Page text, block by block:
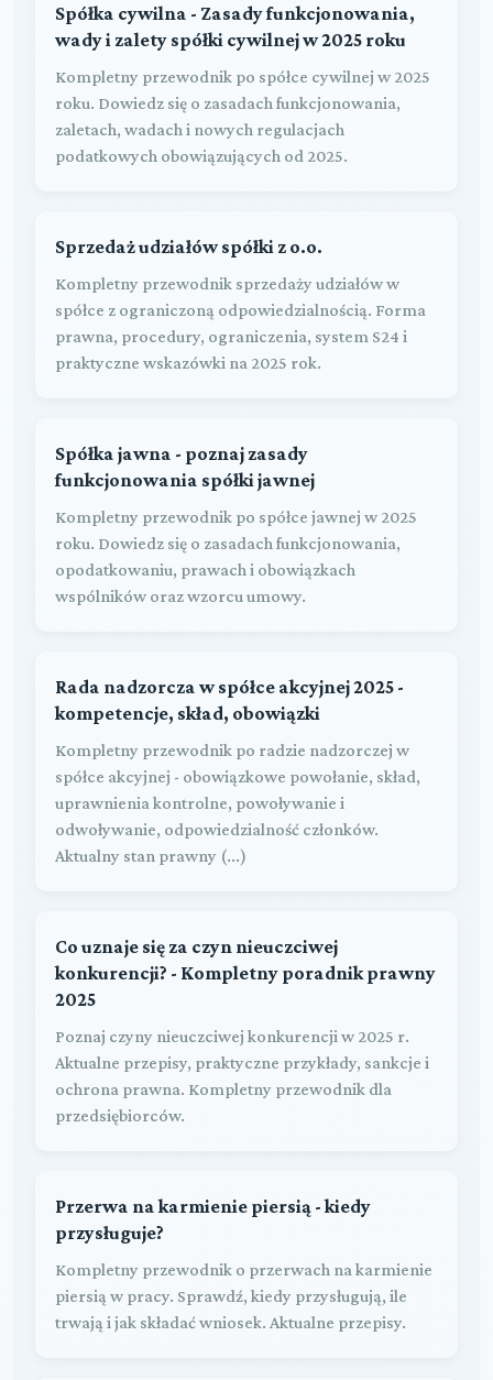
Spółka cywilna - Zasady funkcjonowania,
wady i zalety spółki cywilnej w 2025 roku
Kompletny przewodnik po spółce cywilnej w 2025
roku. Dowiedz się o zasadach funkcjonowania,
zaletach, wadach i nowych regulacjach
podatkowych obowiązujących od 2025.
Sprzedaż udziałów spółki z o.o.
Kompletny przewodnik sprzedaży udziałów w
spółce z ograniczoną odpowiedzialnością. Forma
prawna, procedury, ograniczenia, system S24 i
praktyczne wskazówki na 2025 rok.
Spółka jawna - poznaj zasady
funkcjonowania spółki jawnej
Kompletny przewodnik po spółce jawnej w 2025
roku. Dowiedz się o zasadach funkcjonowania,
opodatkowaniu, prawach i obowiązkach
wspólników oraz wzorcu umowy.
Rada nadzorcza w spółce akcyjnej 2025 -
kompetencje, skład, obowiązki
Kompletny przewodnik po radzie nadzorczej w
spółce akcyjnej - obowiązkowe powołanie, skład,
uprawnienia kontrolne, powoływanie i
odwoływanie, odpowiedzialność członków.
Aktualny stan prawny (...)
Co uznaje się za czyn nieuczciwej
konkurencji? - Kompletny poradnik prawny
2025
Poznaj czyny nieuczciwej konkurencji w 2025 r.
Aktualne przepisy, praktyczne przykłady, sankcje i
ochrona prawna. Kompletny przewodnik dla
przedsiębiorców.
Przerwa na karmienie piersią - kiedy
przysługuje?
Kompletny przewodnik o przerwach na karmienie
piersią w pracy. Sprawdź, kiedy przysługują, ile
trwają i jak składać wniosek. Aktualne przepisy.